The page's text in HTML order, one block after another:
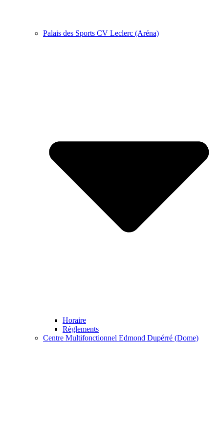
Palais des Sports CV Leclerc (Aréna)
Horaire
Règlements
Centre Multifonctionnel Edmond Dupérré (Dome)